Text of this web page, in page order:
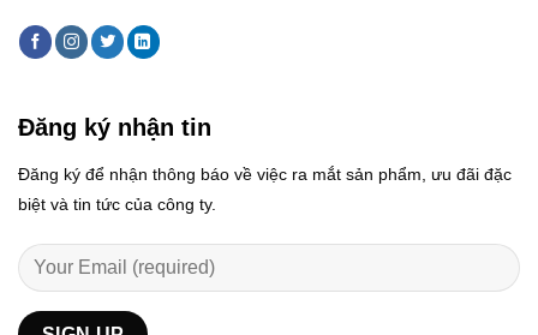
Đăng ký nhận tin
Đăng ký để nhận thông báo về việc ra mắt sản phẩm, ưu đãi đặc
biệt và tin tức của công ty.